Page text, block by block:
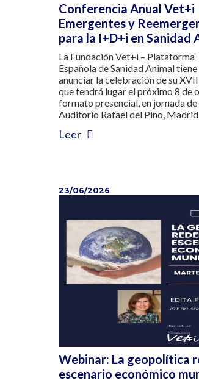
Conferencia Anual
Emergentes y
para la I+D+i en Sanidad
La Fundación Vet+i – Plataforma
Española de Sanidad Animal
anunciar la celebración de su
que tendrá lugar el próximo 8 de
formato presencial, en jornada de
Auditorio Rafael del Pino,
Leer
23/06/2026
Webinar: La geopolítica
escenario económico